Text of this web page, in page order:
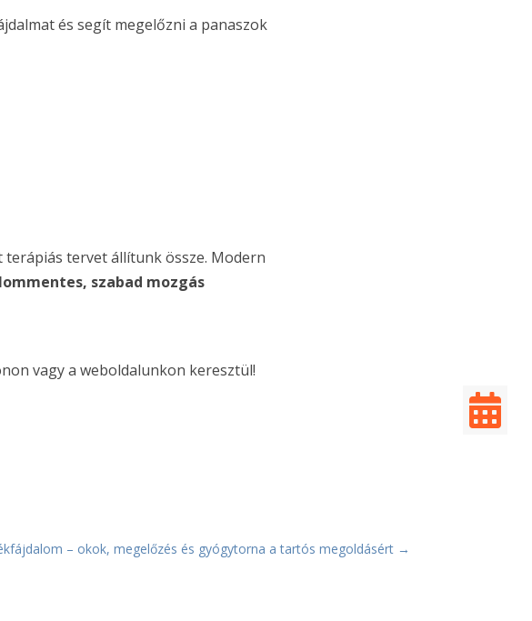
és segít megelőzni a panaszok
terápiás tervet állítunk össze. Modern
szabad mozgás
vagy a weboldalunkon keresztül!
– okok, megelőzés és gyógytorna a tartós megoldásért→
